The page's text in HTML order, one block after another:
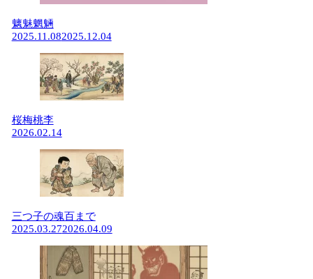
魑魅魍魎
2025.11.082025.12.04
桜梅桃李
2026.02.14
三つ子の魂百まで
2025.03.272026.04.09